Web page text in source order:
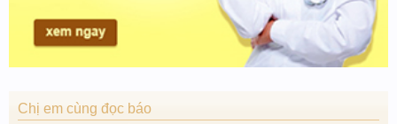
Chị em cùng đọc báo